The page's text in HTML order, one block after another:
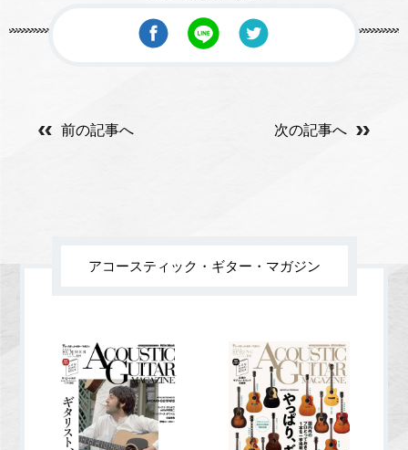
前の記事へ 次の記事へ
アコースティック・ギター・マガジン